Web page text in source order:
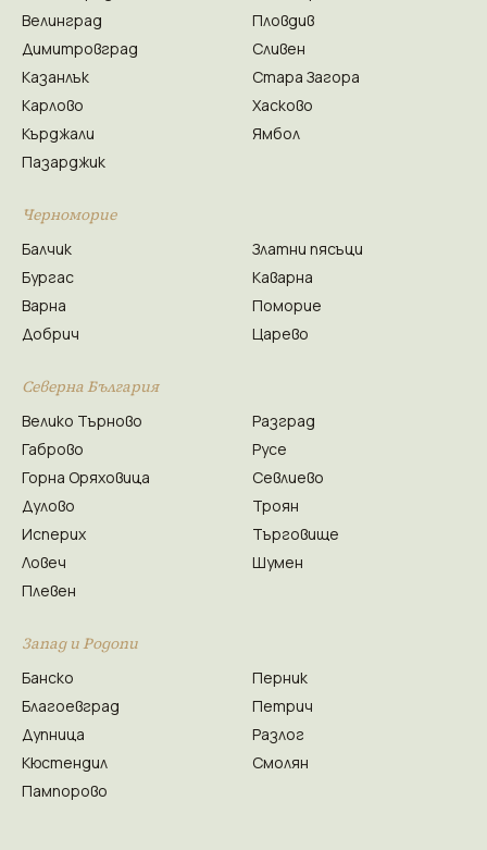
Велинград
Димитровград
Казанлък
Карлово
Кърджали
Пазарджик
Пловдив
Сливен
Стара Загора
Хасково
Ямбол
Черноморие
Балчик
Бургас
Варна
Добрич
Златни пясъци
Каварна
Поморие
Царево
Северна България
Велико Търново
Габрово
Горна Оряховица
Дулово
Исперих
Ловеч
Плевен
Разград
Русе
Севлиево
Троян
Търговище
Шумен
Запад и Родопи
Банско
Благоевград
Дупница
Кюстендил
Пампорово
Перник
Петрич
Разлог
Смолян